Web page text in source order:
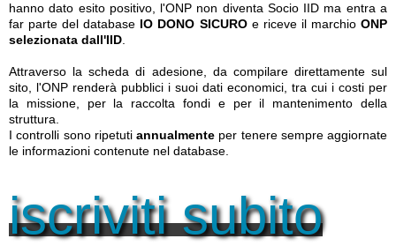
hanno dato esito positivo, l'ONP non diventa Socio IID ma entra a
far parte del database IO DONO SICUROe riceve il marchioONP
selezionata dall'IID
Attraverso la scheda di adesione, da compilare direttamente sul
sito, l'ONP renderà pubblici i suoi dati economici, tra cui i costi per
la missione, per la raccolta fondi e per il mantenimento della
struttura.
I controlli sono ripetuti annualmente per tenere sempre aggiornate
le informazioni contenute nel database.
iscriviti subito